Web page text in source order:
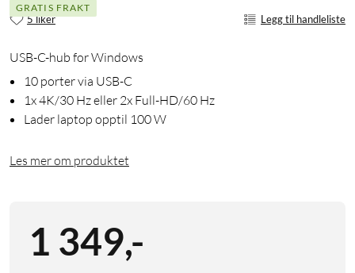
GRATIS FRAKT
5 liker Legg til handleliste
USB-C-hub for Windows
10 porter via USB-C
1x 4K/30 Hz eller 2x Full-HD/60 Hz
Lader laptop opptil 100 W
Les mer om produktet
1 349,-